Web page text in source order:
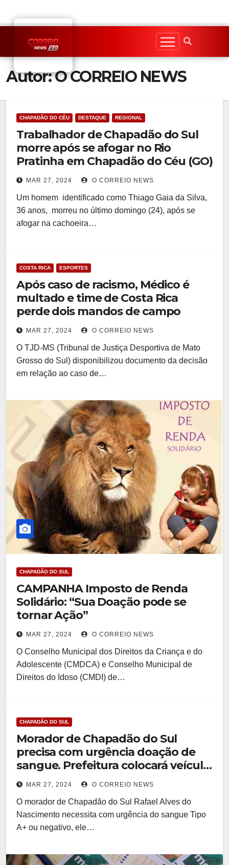
content
Autor:O CORREIO NEWS
CHAPADÃO DO CÉU DESTAQUE REGIONAL
Trabalhador de Chapadão do Sul
morre após se afogar no Rio
Pratinha em Chapadão do Céu (GO)
MAR 27, 2024 O CORREIO NEWS
Um homem identificado como Thiago Gaia da Silva,
36 anos, morreu no último domingo (24), após se
afogar na cachoeira…
COSTA RICA ESPORTES
Após caso de racismo, Médico é
multado e time de Costa Rica
perde dois mandos de campo
MAR 27, 2024 O CORREIO NEWS
O TJD-MS (Tribunal de Justiça Desportiva de Mato
Grosso do Sul) disponibilizou documento da decisão
em relação ao caso de…
CHAPADÃO DO SUL
CAMPANHA Imposto de Renda
Solidário: “Sua Doação pode se
tornar Ação”
MAR 27, 2024 O CORREIO NEWS
O Conselho Municipal dos Direitos da Criança e do
Adolescente (CMDCA) e Conselho Municipal de
Direitos do Idoso (CMDI) de…
CHAPADÃO DO SUL
Morador de Chapadão do Sul
precisa com urgência doação de
sangue. Prefeitura colocará veículo
á disposição dos interessados
MAR 27, 2024 O CORREIO NEWS
O morador de Chapadão do Sul Rafael Alves do
Nascimento necessita com urgência do sangue Tipo
A+ ou negativo, ele…